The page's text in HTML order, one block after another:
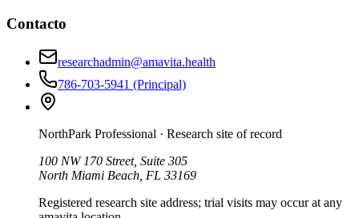
Contacto
researchadmin@amavita.health
786-703-5941 (Principal)
NorthPark Professional · Research site of record
100 NW 170 Street, Suite 305
North Miami Beach, FL 33169
Registered research site address; trial visits may occur at any